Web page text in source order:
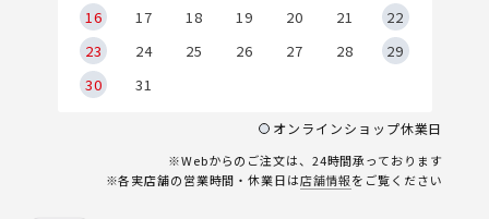
16
17 18 19 20 21
22
23
24 25 26 27 28
29
30
31
オンラインショップ休業日
※Webからのご注文は、24時間承っております
※各実店舗の営業時間・休業日は店舗情報をご覧ください